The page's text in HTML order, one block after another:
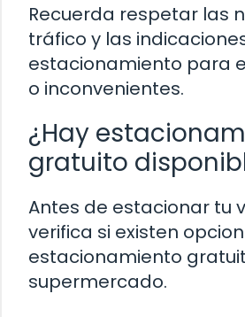
Recuerda respetar las
tráfico y las
estacionamiento para
o inconvenientes.
¿Hay
gratuito
Antes de estacionar tu
verifica si existen
estacionamiento
supermercado.